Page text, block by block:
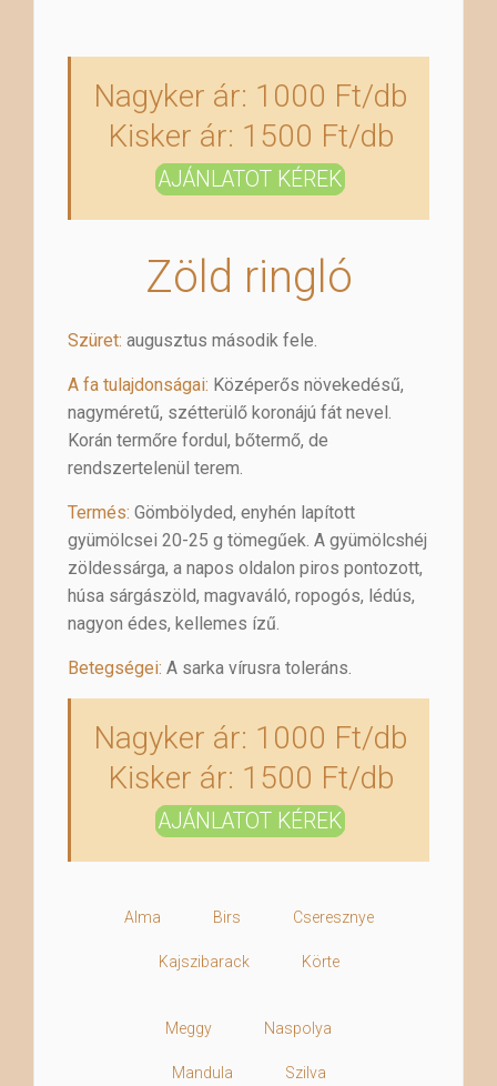
Nagyker ár: 1000 Ft/db
Kisker ár: 1500 Ft/db
AJÁNLATOT KÉREK
Zöld ringló
Szüret: augusztus második fele.
A fa tulajdonságai: Középerős növekedésű,
nagyméretű, szétterülő koronájú fát nevel.
Korán termőre fordul, bőtermő, de
rendszertelenül terem.
Termés: Gömbölyded, enyhén lapított
gyümölcsei 20-25 g tömegűek. A gyümölcshéj
zöldessárga, a napos oldalon piros pontozott,
húsa sárgászöld, magvaváló, ropogós, lédús,
nagyon édes, kellemes ízű.
Betegségei: A sarka vírusra toleráns.
Nagyker ár: 1000 Ft/db
Kisker ár: 1500 Ft/db
AJÁNLATOT KÉREK
Alma Birs Cseresznye
Kajszibarack Körte
Meggy Naspolya
Mandula Szilva